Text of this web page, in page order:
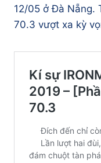
12/05 ở Đà Nẵng.
70.3 vượt xa kỳ